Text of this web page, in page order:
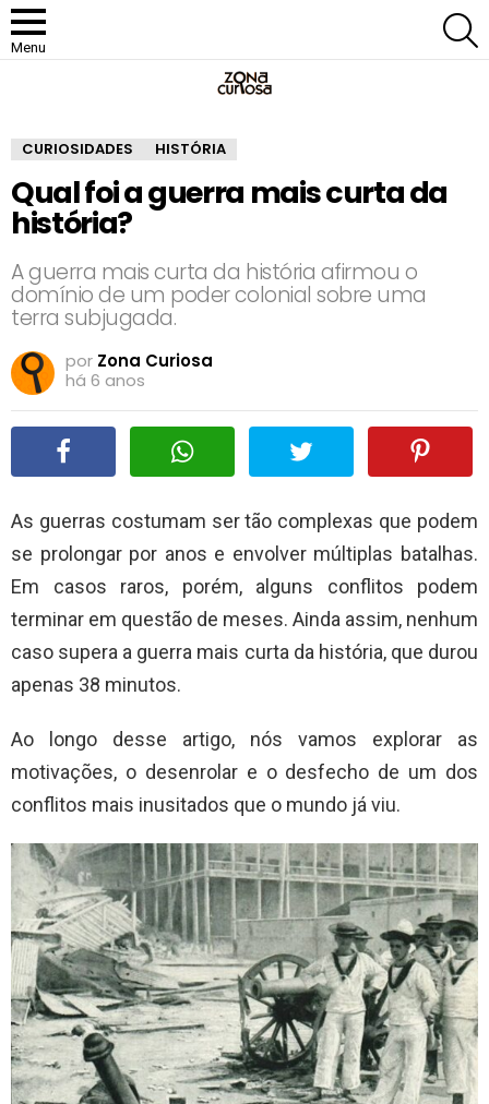
Menu
CURIOSIDADES HISTÓRIA
Qual foi a guerra mais curta da
história?
A guerra mais curta da história afirmou o
domínio de um poder colonial sobre uma
terra subjugada.
por Zona Curiosa
há 6 anos
As guerras costumam ser tão complexas que podem
se prolongar por anos e envolver múltiplas batalhas.
Em casos raros, porém, alguns conflitos podem
terminar em questão de meses. Ainda assim, nenhum
caso supera a guerra mais curta da história, que durou
apenas 38 minutos.
Ao longo desse artigo, nós vamos explorar as
motivações, o desenrolar e o desfecho de um dos
conflitos mais inusitados que o mundo já viu.